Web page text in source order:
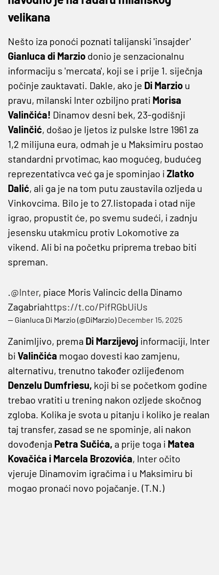
velikana
Nešto iza ponoći poznati talijanski 'insajder'
Gianluca di Marzio donio je senzacionalnu
informaciju s 'mercata', koji se i prije 1. siječnja
počinje zauktavati. Dakle, ako je Di Marzio u
pravu, milanski Inter ozbiljno prati Morisa
Valinčića! Dinamov desni bek, 23-godišnji
Valinčić, došao je ljetos iz pulske Istre 1961 za
1,2 milijuna eura, odmah je u Maksimiru postao
standardni prvotimac, kao mogućeg, budućeg
reprezentativca već ga je spominjao i Zlatko
Dalić, ali ga je na tom putu zaustavila ozljeda u
Vinkovcima. Bilo je to 27.listopada i otad nije
igrao, propustit će, po svemu sudeći, i zadnju
jesensku utakmicu protiv Lokomotive za
vikend. Ali bi na početku priprema trebao biti
spreman.
.@Inter, piace Moris Valincic della Dinamo
Zagabriahttps://t.co/PifRGbUiUs
— Gianluca Di Marzio (@DiMarzio)December 15, 2025
Zanimljivo, prema Di Marzijevoj informaciji, Inter
bi Valinčića mogao dovesti kao zamjenu,
alternativu, trenutno također ozlijeđenom
Denzelu Dumfriesu, koji bi se početkom godine
trebao vratiti u trening nakon ozljede skočnog
zgloba. Kolika je svota u pitanju i koliko je realan
taj transfer, zasad se ne spominje, ali nakon
dovođenja Petra Sučića, a prije toga i Matea
Kovačića i Marcela Brozovića, Inter očito
vjeruje Dinamovim igračima i u Maksimiru bi
mogao pronaći novo pojačanje. (T.N.)